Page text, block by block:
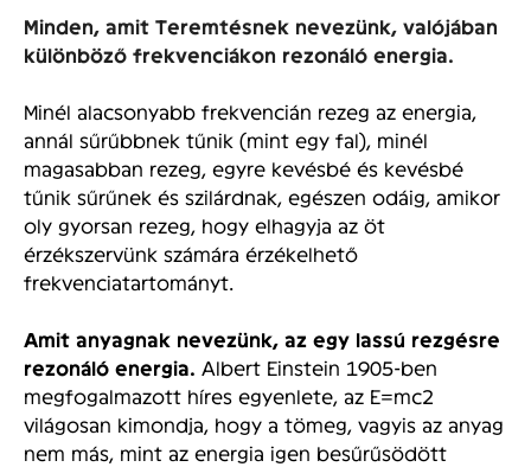
Minden, amit Teremtésnek nevezünk, valójában
különböző frekvenciákon rezonáló energia.
Minél alacsonyabb frekvencián rezeg az energia,
annál sűrűbbnek tűnik (mint egy fal), minél
magasabban rezeg, egyre kevésbé és kevésbé
tűnik sűrűnek és szilárdnak, egészen odáig, amikor
oly gyorsan rezeg, hogy elhagyja az öt
érzékszervünk számára érzékelhető
frekvenciatartományt.
Amit anyagnak nevezünk, az egy lassú rezgésre
rezonáló energia. Albert Einstein 1905-ben
megfogalmazott híres egyenlete, az E=mc2
világosan kimondja, hogy a tömeg, vagyis az anyag
nem más, mint az energia igen besűrűsödött